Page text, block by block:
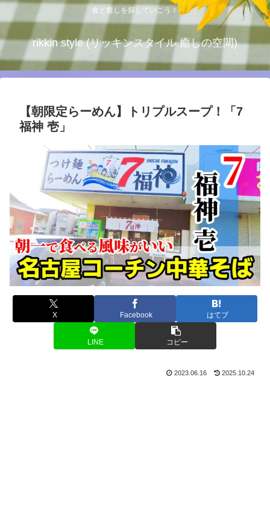
食と癒しを探していこう！
rikkin style (リッキンスタイル 癒しの空間)
【朝限定らーめん】トリプルスープ！「7
福神 壱」
X Facebook はてブ
LINE コピー
2023.06.16 2025.10.24